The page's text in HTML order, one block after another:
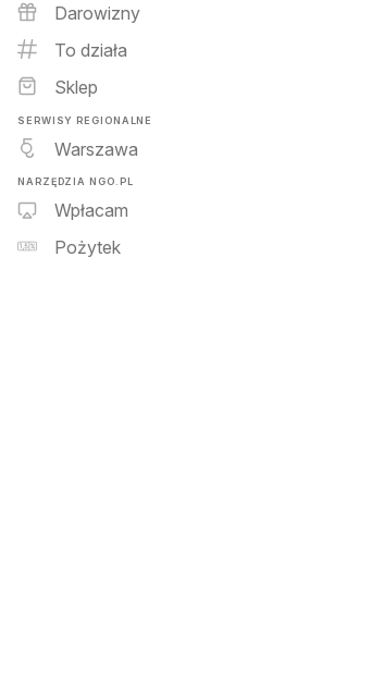
Darowizny
To działa
Sklep
SERWISY REGIONALNE
Warszawa
NARZĘDZIA NGO.PL
Wpłacam
Pożytek